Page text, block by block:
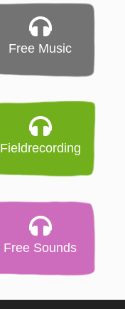
Free Music
Fieldrecording
Free Sounds